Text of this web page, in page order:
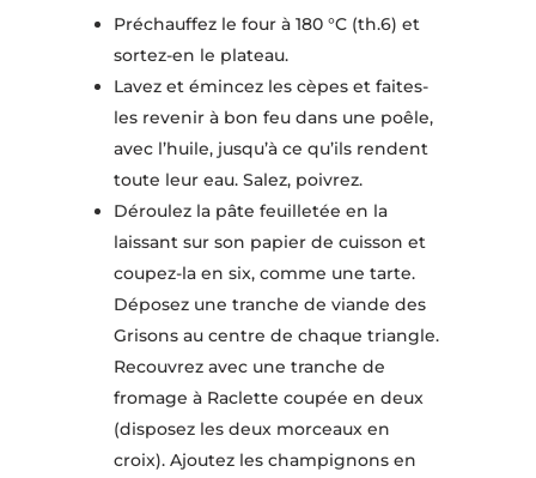
Préchauffez le four à 180 °C (th.6) et
sortez-en le plateau.
Lavez et émincez les cèpes et faites-
les revenir à bon feu dans une poêle,
avec l’huile, jusqu’à ce qu’ils rendent
toute leur eau. Salez, poivrez.
Déroulez la pâte feuilletée en la
laissant sur son papier de cuisson et
coupez-la en six, comme une tarte.
Déposez une tranche de viande des
Grisons au centre de chaque triangle.
Recouvrez avec une tranche de
fromage à Raclette coupée en deux
(disposez les deux morceaux en
croix). Ajoutez les champignons en